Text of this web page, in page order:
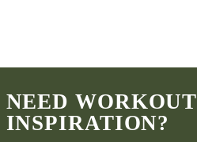
NEED WORKOUT
INSPIRATION?